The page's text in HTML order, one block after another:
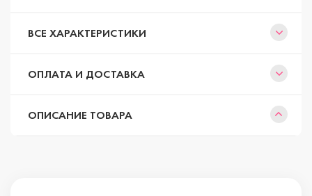
ВСЕ ХАРАКТЕРИСТИКИ
ОПЛАТА И ДОСТАВКА
ОПИСАНИЕ ТОВАРА